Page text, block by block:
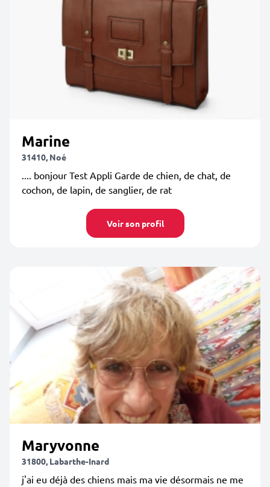
Marine
31410, Noé
.... bonjour Test Appli Garde de chien, de chat, de
cochon, de lapin, de sanglier, de rat
Voir son profil
Maryvonne
31800, Labarthe-Inard
j'ai eu déjà des chiens mais ma vie désormais ne me